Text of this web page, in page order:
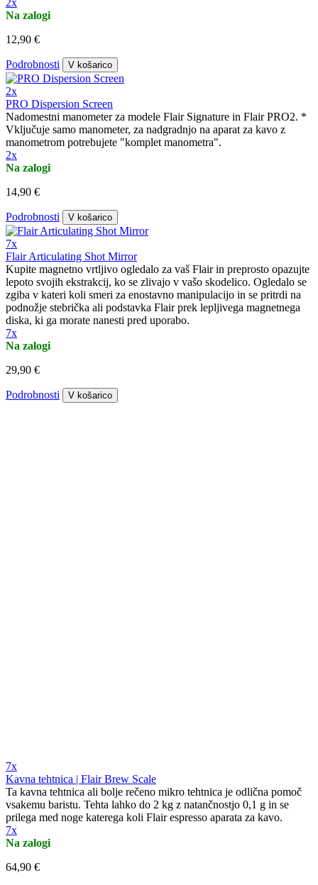
2x
Na zalogi
12,90 €
Podrobnosti V košarico
2x
PRO Dispersion Screen
Nadomestni manometer za modele Flair Signature in Flair PRO2. *
Vključuje samo manometer, za nadgradnjo na aparat za kavo z
manometrom potrebujete "komplet manometra".
2x
Na zalogi
14,90 €
Podrobnosti V košarico
7x
Flair Articulating Shot Mirror
Kupite magnetno vrtljivo ogledalo za vaš Flair in preprosto opazujte
lepoto svojih ekstrakcij, ko se zlivajo v vašo skodelico. Ogledalo se
zgiba v kateri koli smeri za enostavno manipulacijo in se pritrdi na
podnožje stebrička ali podstavka Flair prek lepljivega magnetnega
diska, ki ga morate nanesti pred uporabo.
7x
Na zalogi
29,90 €
Podrobnosti V košarico
7x
Kavna tehtnica | Flair Brew Scale
Ta kavna tehtnica ali bolje rečeno mikro tehtnica je odlična pomoč
vsakemu baristu. Tehta lahko do 2 kg z natančnostjo 0,1 g in se
prilega med noge katerega koli Flair espresso aparata za kavo.
7x
Na zalogi
64,90 €